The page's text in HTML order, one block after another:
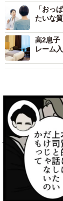
「おっ
たいな
高2息子
レーム